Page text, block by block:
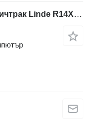
Бордови компютър 141567 за ричтрак Linde R14X-17X/R17XHD, Series 116